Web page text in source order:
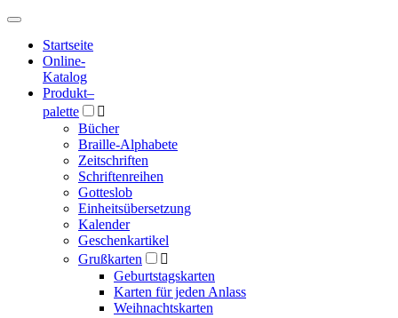
Hauptmenü
Hauptmenü
Startseite
Online-
Katalog
Produkt–
palette

Bücher
Braille-Alphabete
Zeitschriften
Schriftenreihen
Gotteslob
Einheitsübersetzung
Kalender
Geschenkartikel
Grußkarten

Geburtstagskarten
Karten für jeden Anlass
Weihnachtskarten